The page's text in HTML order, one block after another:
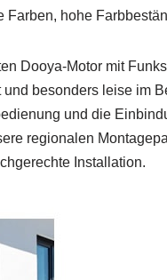
Farben, hohe
Dooya-Motor mit
besonders leise im
und die
regionalen
Installation.